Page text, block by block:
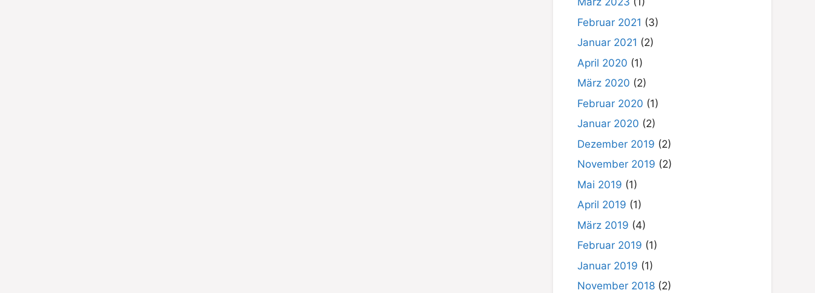
Februar 2021 (3)
Januar 2021 (2)
April 2020 (1)
März 2020 (2)
Februar 2020 (1)
Januar 2020 (2)
Dezember 2019 (2)
November 2019 (2)
Mai 2019 (1)
April 2019 (1)
März 2019 (4)
Februar 2019 (1)
Januar 2019 (1)
November 2018 (2)